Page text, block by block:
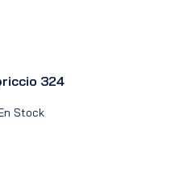
324
Stock